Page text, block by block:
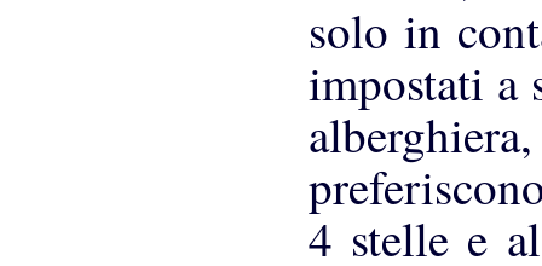
solo in
impostati a
4 stelle e